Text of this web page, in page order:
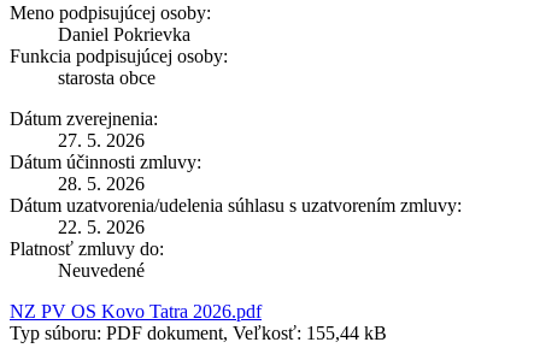
Meno podpisujúcej osoby:
Daniel Pokrievka
Funkcia podpisujúcej osoby:
starosta obce
Dátum zverejnenia:
27. 5. 2026
Dátum účinnosti zmluvy:
28. 5. 2026
Dátum uzatvorenia/udelenia súhlasu s uzatvorením zmluvy:
22. 5. 2026
Platnosť zmluvy do:
Neuvedené
NZ PV OS Kovo Tatra 2026.pdf
Typ súboru: PDF dokument, Veľkosť: 155,44 kB